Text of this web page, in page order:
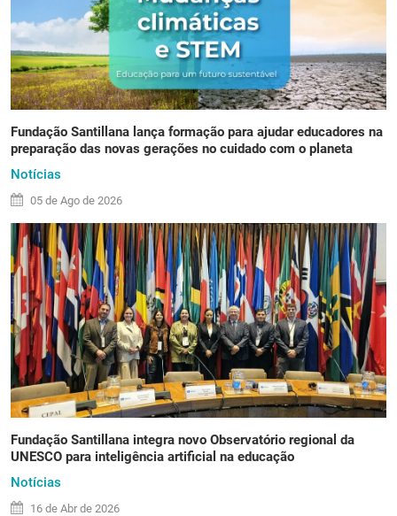
Fundação Santillana lança formação para ajudar educadores na
preparação das novas gerações no cuidado com o planeta
Notícias
05 de Ago de 2026
Fundação Santillana integra novo Observatório regional da
UNESCO para inteligência artificial na educação
Notícias
16 de Abr de 2026